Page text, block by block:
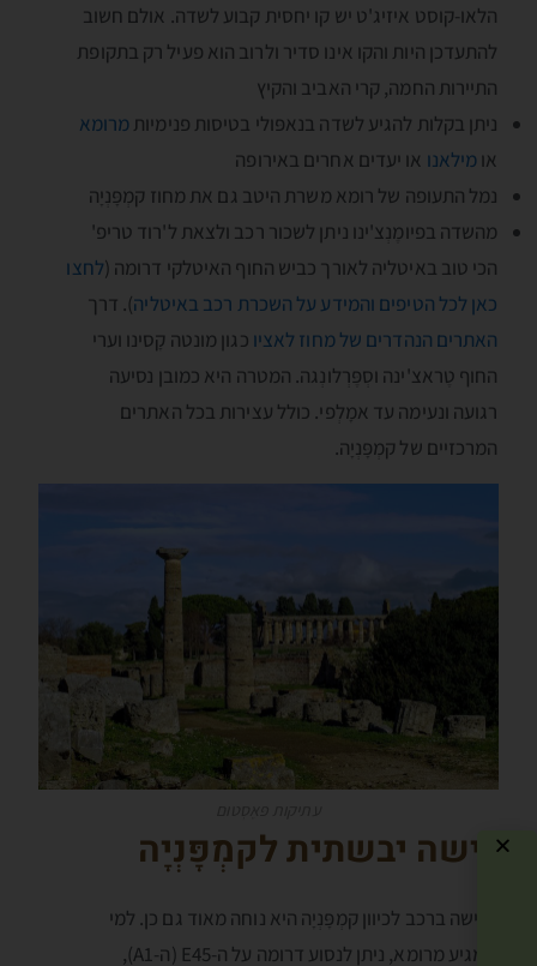
הלאו-קוסט איזיג'ט יש קו יחסית קבוע לשדה. אולם חשוב
להתעדכן היות והקו אינו סדיר ולרוב הוא פעיל רק בתקופת
התיירות החמה, קרי האביב והקיץ
ניתן בקלות להגיע לשדה בנאפּולי בטיסות פנימיותמרומא
אומילאנו או יעדים אחרים באירופה
נמל התעופה של רומא משרת היטב גם את מחוז קמְפָּנְיָה
מהשדה בפיומֶנְצ'ינו ניתן לשכור רכב ולצאת ל'רוד טריפ'
הכי טוב באיטליה לאורך כביש החוף האיטלקי דרומה (לחצו
כאן לכל הטיפים והמידע על השכרת רכב באיטליה). דרך
האתרים הנהדרים של מחוז לאציו כגון מונטה קָסינו וערי
החוף טֶראצ'ינה וסְפֶּרְלונְגה. המטרה היא כמובן נסיעה
רגועה ונעימה עד אמָלְפי. כולל עצירות בכל האתרים
המרכזיים של קמְפָּנְיָה.
גישה יבשתית לקמְפָּנְיָה
הגישה ברכב לכיוון קמְפָּנְיָה היא נוחה מאוד גם כן. למי
שמגיע מרומא, ניתן לנסוע דרומה על ה-E45 (ה-A1),